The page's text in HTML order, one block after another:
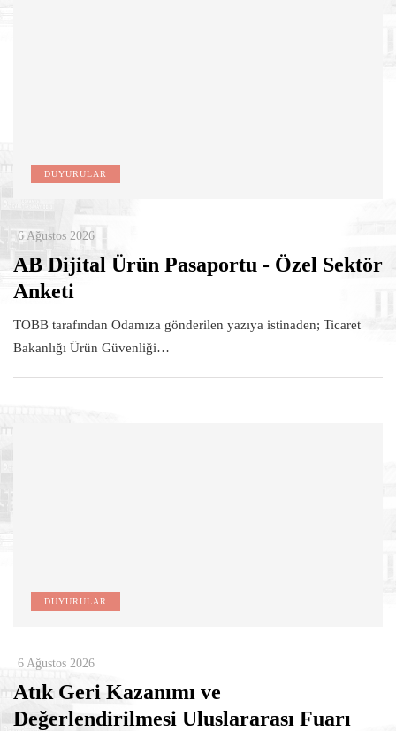
DUYURULAR
6 Ağustos 2026
AB Dijital Ürün Pasaportu - Özel Sektör
Anketi
TOBB tarafından Odamıza gönderilen yazıya istinaden; Ticaret
Bakanlığı Ürün Güvenliği…
DUYURULAR
6 Ağustos 2026
Atık Geri Kazanımı ve
Değerlendirilmesi Uluslararası Fuarı